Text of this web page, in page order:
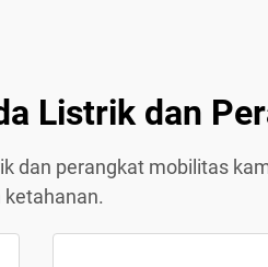
Listrik dan
dan perangkat mobilitas
ketahanan.